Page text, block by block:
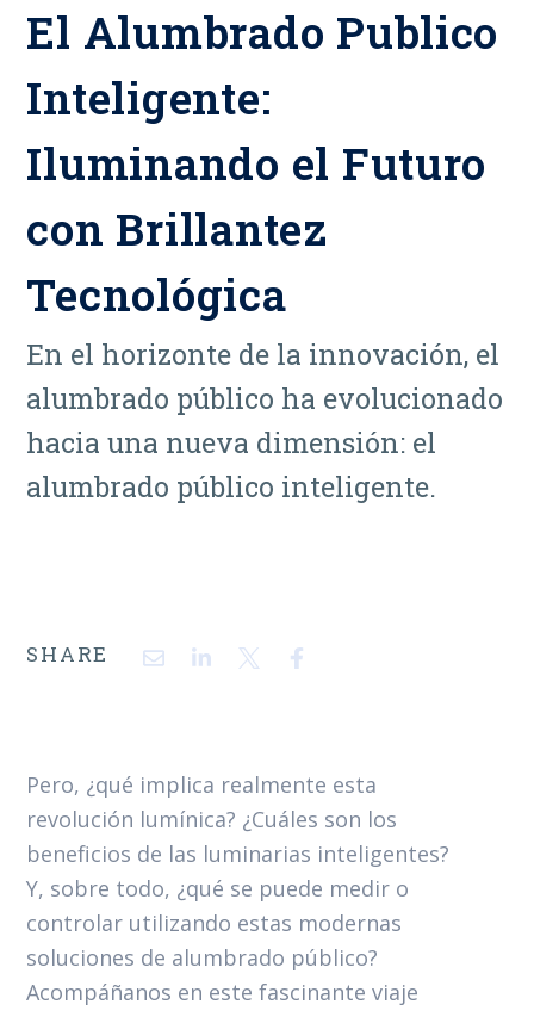
El Alumbrado Publico
Inteligente:
Iluminando el Futuro
con Brillantez
Tecnológica
En el horizonte de la innovación, el
alumbrado público ha evolucionado
hacia una nueva dimensión: el
alumbrado público inteligente.
SHARE
Pero, ¿qué implica realmente esta
revolución lumínica? ¿Cuáles son los
beneficios de las luminarias inteligentes?
Y, sobre todo, ¿qué se puede medir o
controlar utilizando estas modernas
soluciones de alumbrado público?
Acompáñanos en este fascinante viaje